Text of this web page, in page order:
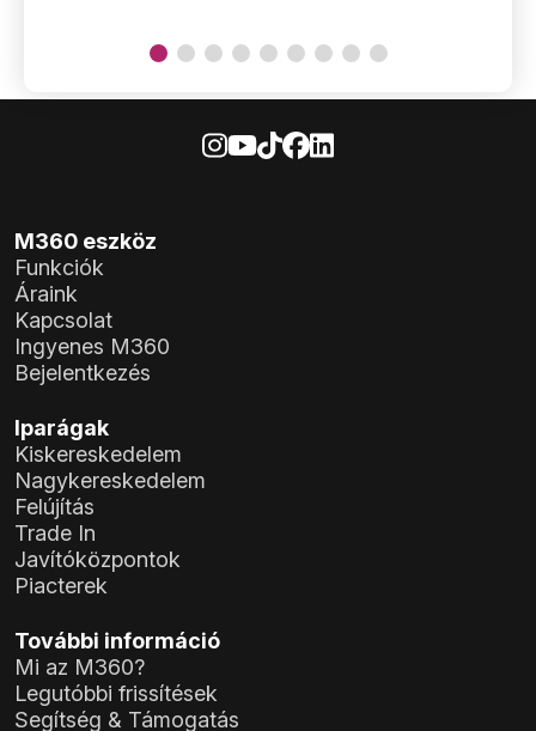
M360 eszköz
Funkciók
Áraink
Kapcsolat
Ingyenes M360
Bejelentkezés
Iparágak
Kiskereskedelem
Nagykereskedelem
Felújítás
Trade In
Javítóközpontok
Piacterek
További információ
Mi az M360?
Legutóbbi frissítések
Segítség & Támogatás